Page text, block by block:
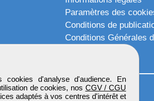
d'analyse d'audience. En
de cookies, nos CGV / CGU
adaptés à vos centres d'intérêt et
Paramètres des
Conditions de
Conditions Générales